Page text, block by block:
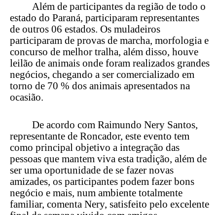
Além de participantes da região de todo o
estado do Paraná, participaram representantes
de outros 06 estados. Os muladeiros
participaram de provas de marcha, morfologia e
concurso de melhor tralha, além disso, houve
leilão de animais onde foram realizados grandes
negócios, chegando a ser comercializado em
torno de 70 % dos animais apresentados na
ocasião.
De acordo com Raimundo Nery Santos,
representante de Roncador, este evento tem
como principal objetivo a integração das
pessoas que mantem viva esta tradição, além de
ser uma oportunidade de se fazer novas
amizades, os participantes podem fazer bons
negócio e mais, num ambiente totalmente
familiar, comenta Nery, satisfeito pelo excelente